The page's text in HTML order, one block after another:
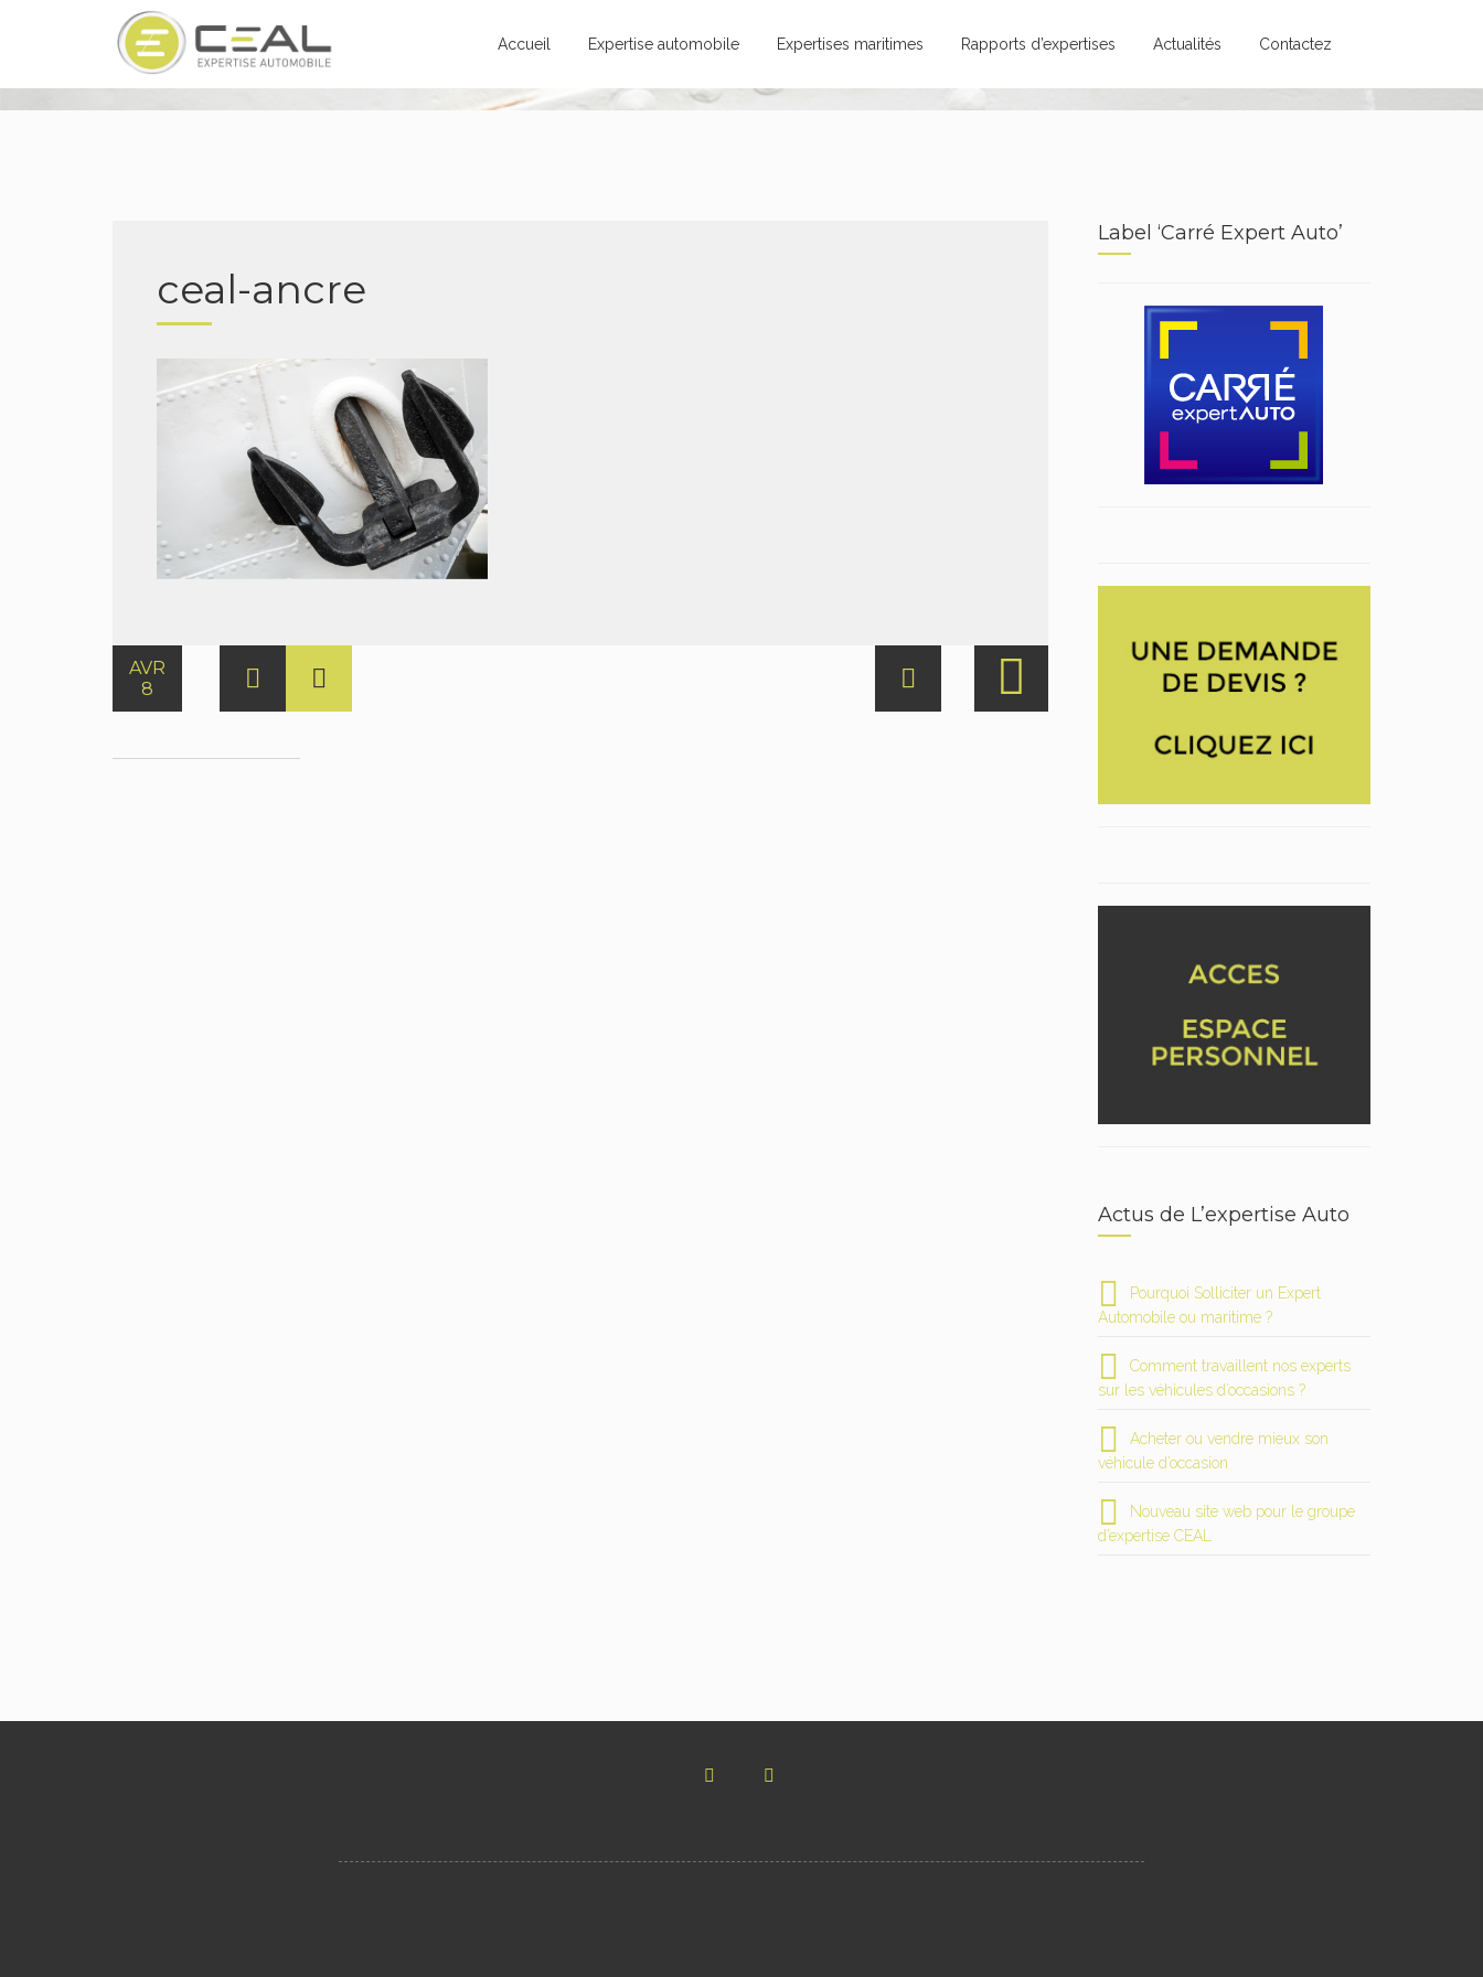
Accueil Expertise automobile Expertises maritimes Rapports d’expertises Actualités Contactez
ceal-ancre
AVR
8
Label ‘Carré Expert Auto’
Actus de L’expertise Auto
Pourquoi Solliciter un Expert
Automobile ou maritime ?
Comment travaillent nos experts
sur les véhicules d’occasions ?
Acheter ou vendre mieux son
véhicule d’occasion
Nouveau site web pour le groupe
d’expertise CEAL